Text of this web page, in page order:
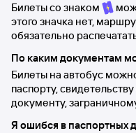
Билеты со знаком
этого значка нет,
обязательно
По каким документам
Билеты на автобус
паспорту,
документу,
Я ошибся в паспортных